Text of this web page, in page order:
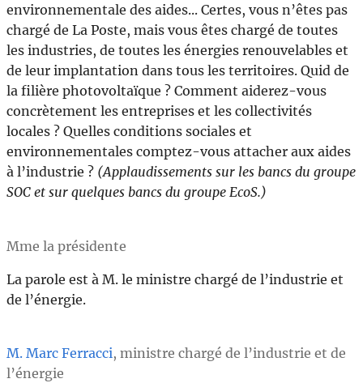
environnementale des aides... Certes, vous n’êtes pas
chargé de La Poste, mais vous êtes chargé de toutes
les industries, de toutes les énergies renouvelables et
de leur implantation dans tous les territoires. Quid de
la filière photovoltaïque ? Comment aiderez-vous
concrètement les entreprises et les collectivités
locales ? Quelles conditions sociales et
environnementales comptez-vous attacher aux aides
à l’industrie ? (Applaudissements sur les bancs du groupe
SOC et sur quelques bancs du groupe EcoS.)
Mme la présidente
La parole est à M. le ministre chargé de l’industrie et
de l’énergie.
M. Marc Ferracci, ministre chargé de l’industrie et de
l’énergie